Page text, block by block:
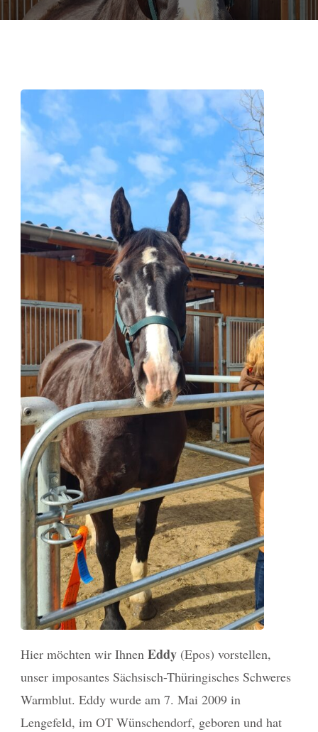
Hier möchten wir Ihnen Eddy (Epos) vorstellen,
unser imposantes Sächsisch-Thüringisches Schweres
Warmblut. Eddy wurde am 7. Mai 2009 in
Lengefeld, im OT Wünschendorf, geboren und hat